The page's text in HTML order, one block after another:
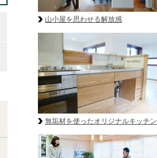
山小屋を思わせる解放感
無垢材を使ったオリジナルキッチン